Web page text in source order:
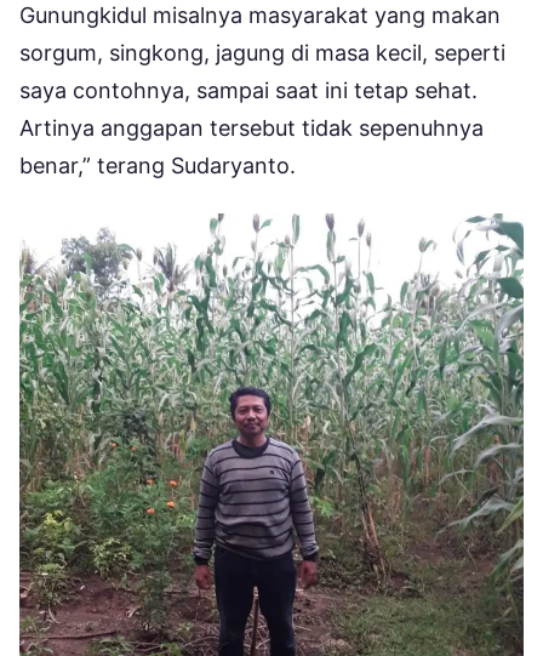
Gunungkidul misalnya masyarakat yang makan
sorgum, singkong, jagung di masa kecil, seperti
saya contohnya, sampai saat ini tetap sehat.
Artinya anggapan tersebut tidak sepenuhnya
benar,” terang Sudaryanto.